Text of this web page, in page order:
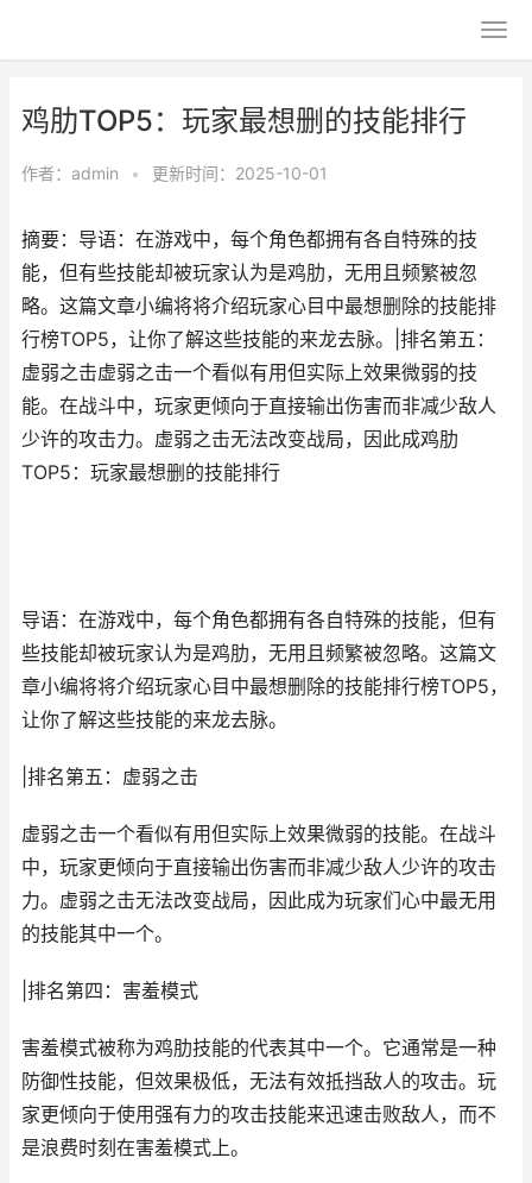
鸡肋TOP5：玩家最想删的技能排行
作者： admin • 更新时间：2025-10-01
摘要：导语：在游戏中，每个角色都拥有各自特殊的技
能，但有些技能却被玩家认为是鸡肋，无用且频繁被忽
略。这篇文章小编将将介绍玩家心目中最想删除的技能排
行榜TOP5，让你了解这些技能的来龙去脉。|排名第五：
虚弱之击虚弱之击一个看似有用但实际上效果微弱的技
能。在战斗中，玩家更倾向于直接输出伤害而非减少敌人
少许的攻击力。虚弱之击无法改变战局，因此成鸡肋
TOP5：玩家最想删的技能排行
导语：在游戏中，每个角色都拥有各自特殊的技能，但有
些技能却被玩家认为是鸡肋，无用且频繁被忽略。这篇文
章小编将将介绍玩家心目中最想删除的技能排行榜TOP5，
让你了解这些技能的来龙去脉。
|排名第五：虚弱之击
虚弱之击一个看似有用但实际上效果微弱的技能。在战斗
中，玩家更倾向于直接输出伤害而非减少敌人少许的攻击
力。虚弱之击无法改变战局，因此成为玩家们心中最无用
的技能其中一个。
|排名第四：害羞模式
害羞模式被称为鸡肋技能的代表其中一个。它通常是一种
防御性技能，但效果极低，无法有效抵挡敌人的攻击。玩
家更倾向于使用强有力的攻击技能来迅速击败敌人，而不
是浪费时刻在害羞模式上。